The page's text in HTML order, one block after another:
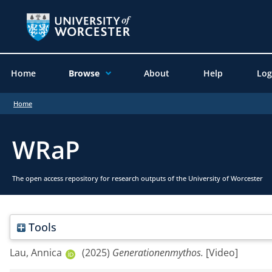
Home Browse About Help
Home
WRaP
The open access repository for research outputs of the University of Worcester
Tools
Lau, Annica (2025) Generationenmythos. [Video]